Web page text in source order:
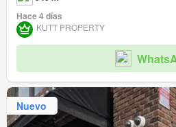
Hace 4 días
KUTT PROPERTY
Nuevo